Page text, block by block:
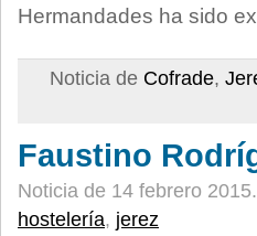
Hermandades ha sido
Noticia de Cofrade,
Faustino
Noticia de 14 febrero 2015.
hostelería, jerez